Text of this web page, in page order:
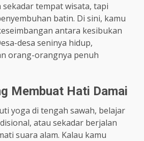
tempat wisata, tapi
batin. Di sini, kamu
antara kesibukan
desa seninya hidup,
orang-orangnya penuh
Membuat Hati Damai
yoga di tengah sawah, belajar
atau sekadar berjalan
suara alam. Kalau kamu